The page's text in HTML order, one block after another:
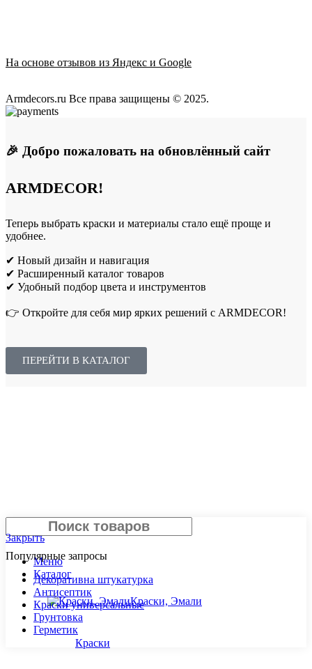
На основе отзывов из Яндекс и Google
Armdecors.ru Все права защищены © 2025. ​
🎉 Добро пожаловать на обновлённый сайт
ARMDECOR!
Теперь выбрать краски и материалы стало ещё проще и
удобнее.
✔ Новый дизайн и навигация
✔ Расширенный каталог товаров
✔ Удобный подбор цвета и инструментов
👉 Откройте для себя мир ярких решений с ARMDECOR!
ПЕРЕЙТИ В КАТАЛОГ
Популярные запросы
Декоративна штукатурка
Антисептик
Краски универсальные
Грунтовка
Герметик
Поиск
Закрыть
Меню
Каталог
Краски, Эмали
Краски